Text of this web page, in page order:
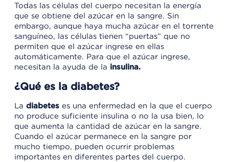
Todas las células del cuerpo necesitan la energía
que se obtiene del azúcar en la sangre. Sin
embargo, aunque haya mucha azúcar en el torrente
sanguíneo, las células tienen “puertas” que no
permiten que el azúcar ingrese en ellas
automáticamente. Para que el azúcar ingrese,
necesitan la ayuda de la insulina.
¿Qué es la diabetes?
La diabetes es una enfermedad en la que el cuerpo
no produce suficiente insulina o no la usa bien, lo
que aumenta la cantidad de azúcar en la sangre.
Cuando el azúcar permanece en la sangre por
mucho tiempo, pueden ocurrir problemas
importantes en diferentes partes del cuerpo.